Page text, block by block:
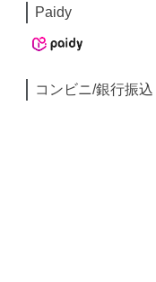
Paidy
コンビニ/銀行振込